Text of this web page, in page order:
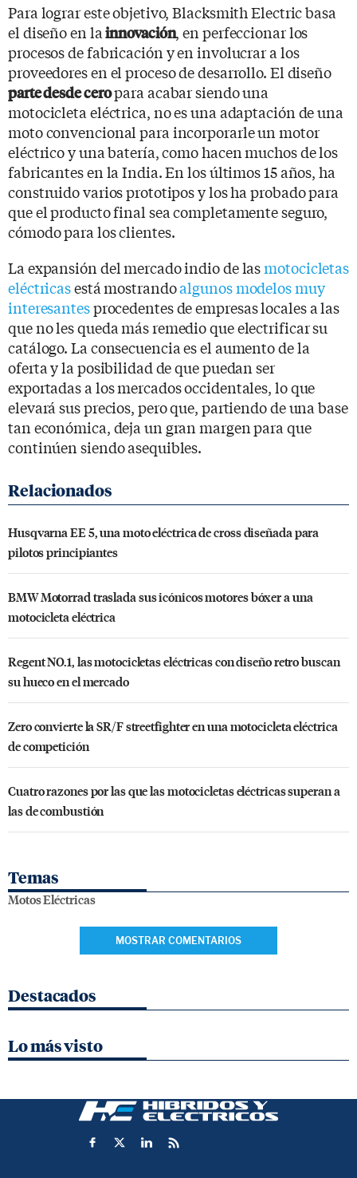
Para lograr este objetivo, Blacksmith Electric basa
el diseño en lainnovación, en perfeccionar los
procesos de fabricación y en involucrar a los
proveedores en el proceso de desarrollo. El diseño
parte desde ceropara acabar siendo una
motocicleta eléctrica, no es una adaptación de una
moto convencional para incorporarle un motor
eléctrico y una batería, como hacen muchos de los
fabricantes en la India. En los últimos 15 años, ha
construido varios prototipos y los ha probado para
que el producto final sea completamente seguro,
cómodo para los clientes.
La expansión del mercado indio de lasmotocicletas
eléctricasestá mostrandoalgunos modelos muy
interesantesprocedentes de empresas locales a las
que no les queda más remedio que electrificar su
catálogo. La consecuencia es el aumento de la
oferta y la posibilidad de que puedan ser
exportadas a los mercados occidentales, lo que
elevará sus precios, pero que, partiendo de una base
tan económica, deja un gran margen para que
continúen siendo asequibles.
Husqvarna EE 5, una moto eléctrica de cross diseñada para
pilotos principiantes
BMW Motorrad traslada sus icónicos motores bóxer a una
motocicleta eléctrica
Regent NO.1, las motocicletas eléctricas con diseño retro buscan
su hueco en el mercado
Zero convierte la SR/F streetfighter en una motocicleta eléctrica
de competición
Cuatro razones por las que las motocicletas eléctricas superan a
las de combustión
Temas
Motos Eléctricas
MOSTRAR COMENTARIOS
Destacados
Lo más visto